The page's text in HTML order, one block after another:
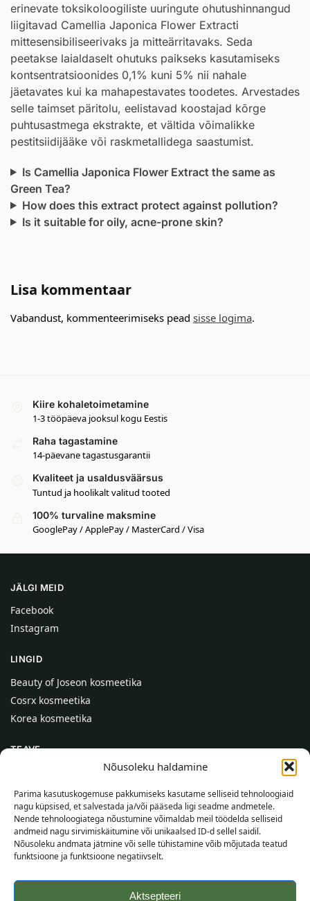
Nõusoleku haldamine
Parima kasutuskogemuse pakkumiseks kasutame selliseid tehnoloogiaid
nagu küpsised, et salvestada ja/või pääseda ligi seadme andmetele.
Nende tehnoloogiatega nõustumine võimaldab meil töödelda selliseid
andmeid nagu sirvimiskäitumine või unikaalsed ID-d sellel saidil.
Nõusoleku andmata jätmine või selle tühistamine võib mõjutada teatud
funktsioone ja funktsioone negatiivselt.
Aktsepteeri
erinevate toksikoloogiliste uuringute ohutushinnangud
liigitavad Camellia Japonica Flower Extracti
mittesensibiliseerivaks ja mitteärritavaks. Seda
peetakse laialdaselt ohutuks paikseks kasutamiseks
kontsentratsioonides 0,1% kuni 5% nii nahale
jäetavates kui ka mahapestavates toodetes. Arvestades
selle taimset päritolu, eelistavad koostajad kõrge
puhtusastmega ekstrakte, et vältida võimalikke
pestitsiidijääke või raskmetallidega saastumist.
Is Camellia Japonica Flower Extract the same as
Green Tea?
How does this extract protect against pollution?
Is it suitable for oily, acne-prone skin?
Lisa kommentaar
Vabandust, kommenteerimiseks pead sisse logima.
Kiire kohaletoimetamine
1-3 tööpäeva jooksul kogu Eestis
Raha tagastamine
14-päevane tagastusgarantii
Kvaliteet ja usaldusväärsus
Tuntud ja hoolikalt valitud tooted
100% turvaline maksmine
GooglePay / ApplePay / MasterCard / Visa
JÄLGI MEID
Facebook
Instagram
LINGID
Beauty of Joseon kosmeetika
Cosrx kosmeetika
Korea kosmeetika
TEAVE
Kontaktid
Abi
TEAVE OSTJALE
Tarnetingimused
Tingimused